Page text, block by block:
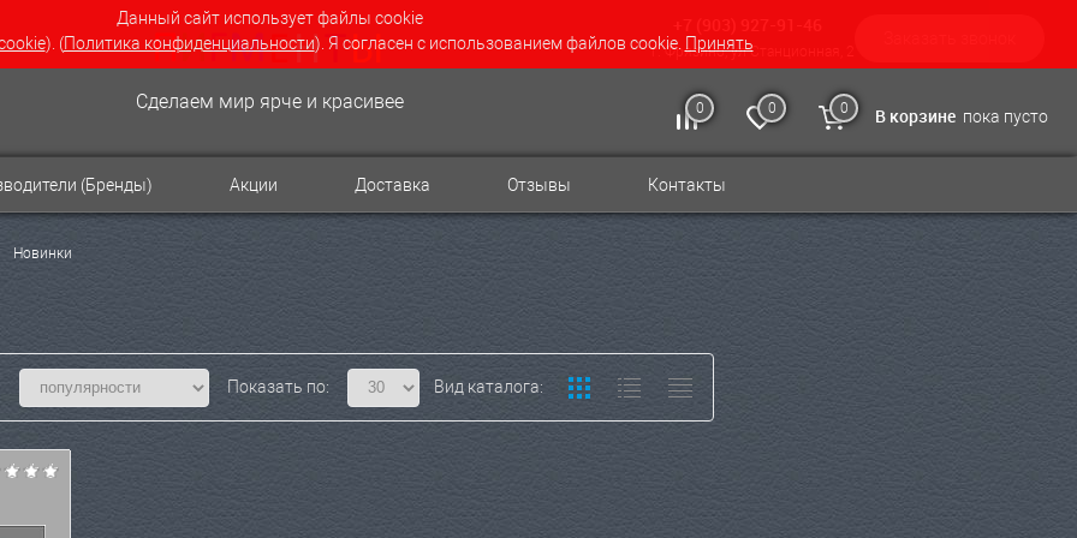
Данный сайт использует файлы cookie
). (Политика конфиденциальности). Я согласен с использованием файлов cookie. Принять
г. Фрязино, ул Станционная, 2
0 0 0 В корзине пока пусто
Сделаем мир ярче и красивее
(Бренды) Акции Доставка Отзывы Контакты
Новинки
Показать по: Вид каталога: